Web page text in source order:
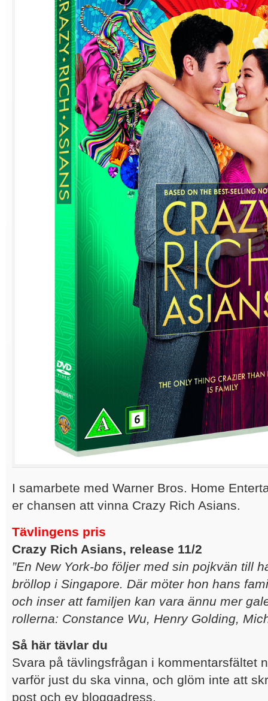
I samarbete med Warner Bros. Home
er chansen att vinna Crazy Rich Asians.
Tävlingens pris
Crazy Rich Asians, release 11/2
”En New York-bo följer med sin pojkvän till
bröllop i Singapore. Där möter hon hans
och inser att familjen kan vara ännu mer
rollerna: Constance Wu, Henry Golding,
Så här tävlar du
Svara på tävlingsfrågan i kommentarsfältet
varför just du ska vinna, och glöm inte att
post och ev bloggadress.